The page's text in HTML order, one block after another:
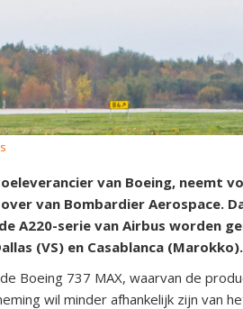
van Boeing, neemt
van Bombardier Aerospace.
A220-serie van Airbus worden
(VS) en Casablanca (Marokko).
Boeing 737 MAX, waarvan de
wil minder afhankelijk zijn van